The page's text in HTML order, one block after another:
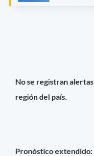
No se registran
región del país.
Pronóstico extendido: